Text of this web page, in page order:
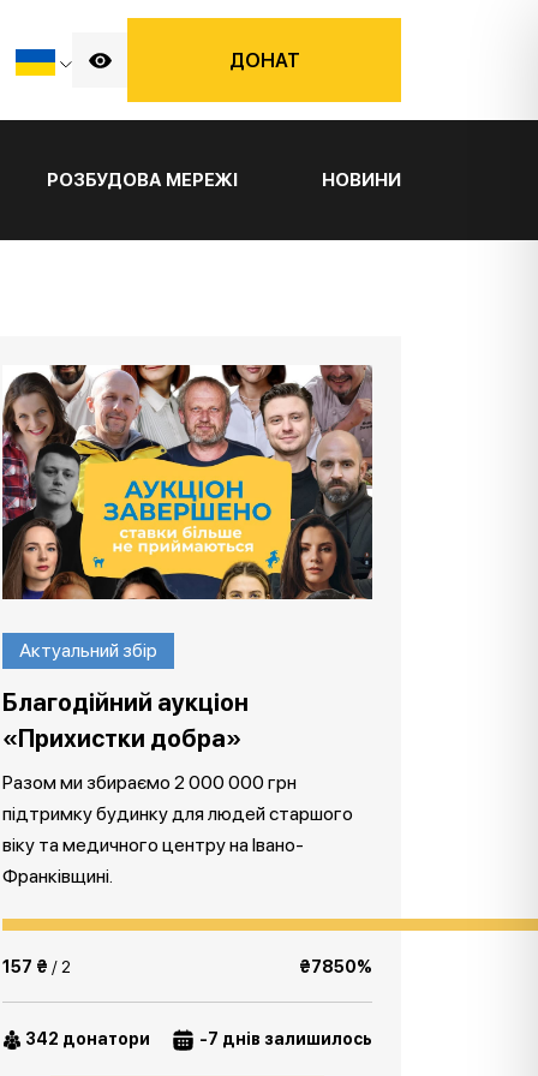
ДОНАТ
РОЗБУДОВА МЕРЕЖІ НОВИНИ
Актуальний збір
Благодійний аукціон
«Прихистки добра»
Разом ми збираємо 2 000 000 грн
підтримку будинку для людей старшого
віку та медичного центру на Івано-
Франківщині.
157 ₴ / 2 ₴7850%
342 донатори -7 днів залишилось